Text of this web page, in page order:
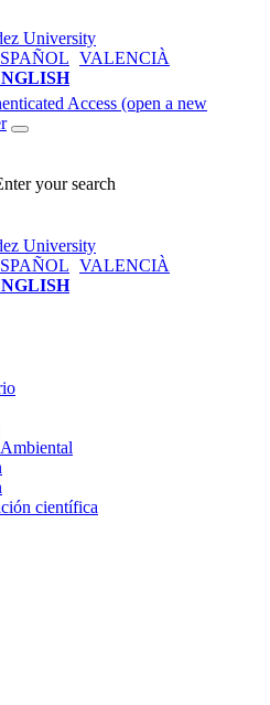
VALENCIÀ
Access (open a new
your search
VALENCIÀ
científica